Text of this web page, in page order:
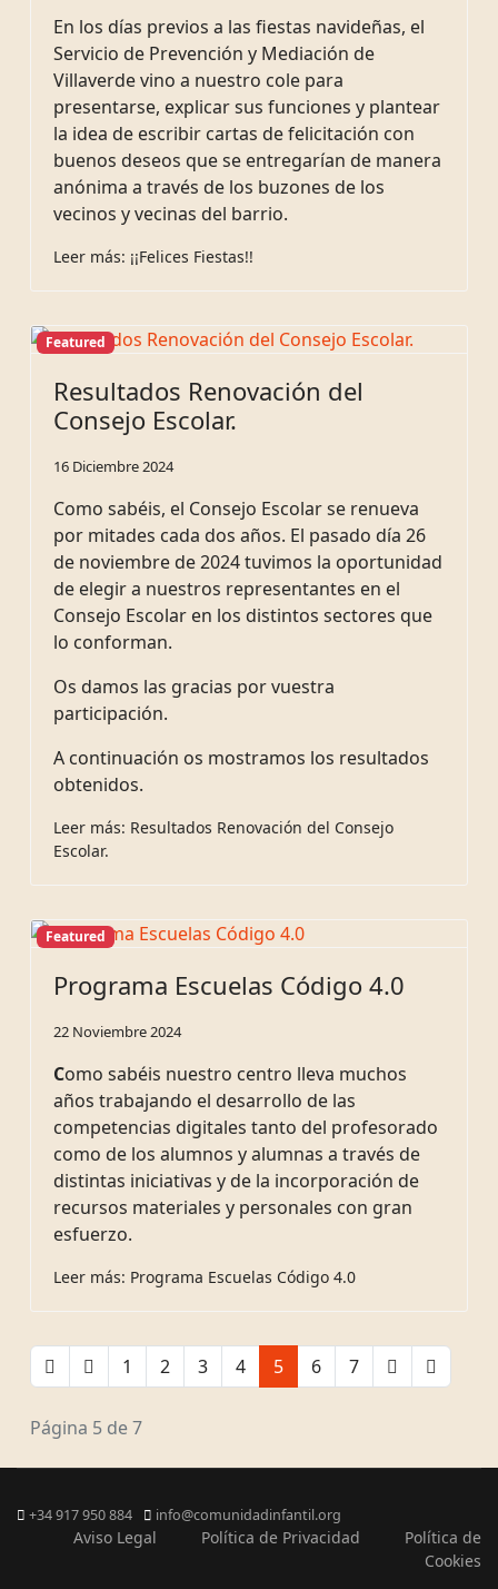
En los días previos a las fiestas navideñas, el
Servicio de Prevención y Mediación de
Villaverde vino a nuestro cole para
presentarse, explicar sus funciones y plantear
la idea de escribir cartas de felicitación con
buenos deseos que se entregarían de manera
anónima a través de los buzones de los
vecinos y vecinas del barrio.
Leer más: ¡¡Felices Fiestas!!
Featured
Resultados Renovación del
Consejo Escolar.
16 Diciembre 2024
Como sabéis, el Consejo Escolar se renueva
por mitades cada dos años. El pasado día 26
de noviembre de 2024 tuvimos la oportunidad
de elegir a nuestros representantes en el
Consejo Escolar en los distintos sectores que
lo conforman.
Os damos las gracias por vuestra
participación.
A continuación os mostramos los resultados
obtenidos.
Leer más: Resultados Renovación del Consejo
Escolar.
Featured
Programa Escuelas Código 4.0
22 Noviembre 2024
Como sabéis nuestro centro lleva muchos
años trabajando el desarrollo de las
competencias digitales tanto del profesorado
como de los alumnos y alumnas a través de
distintas iniciativas y de la incorporación de
recursos materiales y personales con gran
esfuerzo.
Leer más: Programa Escuelas Código 4.0
1 2 3 4 5 6 7
Página 5 de 7
+34 917 950 884 info@comunidadinfantil.org
Aviso Legal Política de Privacidad
Política de
Cookies